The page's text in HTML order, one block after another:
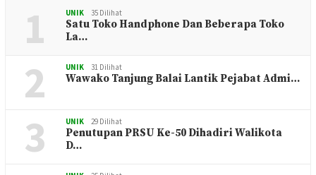
1 UNIK 35 Dilihat
Satu Toko Handphone Dan Beberapa Toko
La…
2 UNIK 31 Dilihat
Wawako Tanjung Balai Lantik Pejabat Admi…
3 UNIK 29 Dilihat
Penutupan PRSU Ke-50 Dihadiri Walikota
D…